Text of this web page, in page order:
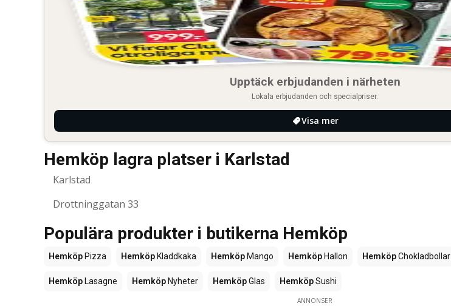
Upptäck erbjudanden i närheten
Lokala erbjudanden och specialpriser.
Visa mer
Hemköp lagra platser i Karlstad
Karlstad
Drottninggatan 33
Populära produkter i butikerna Hemköp
HemköpPizza HemköpKladdkaka HemköpMango HemköpHallon HemköpChokladbollar
HemköpLasagne HemköpNyheter HemköpGlas HemköpSushi
ANNONSER